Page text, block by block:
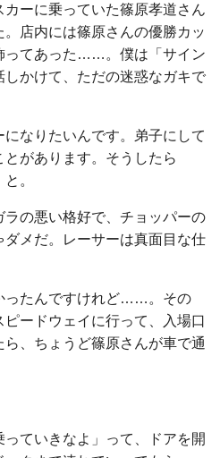
カーに乗っていた篠原孝道さん
店内には篠原さんの優勝カッ
ってあった……。僕は「サイン
しかけて、ただの迷惑なガキで
になりたいんです。弟子にして
があります。そうしたら
。
の悪い格好で、チョッパーの
メだ。レーサーは真面目な仕
ったんですけれど……。その
ードウェイに行って、入場口
、ちょうど篠原さんが車で通
ていきなよ」って、ドアを開